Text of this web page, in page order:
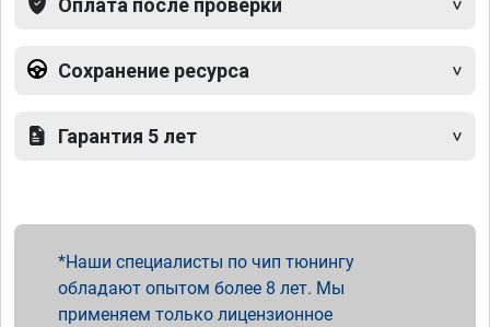
Оплата после проверки
Сохранение ресурса
Гарантия 5 лет
Наши специалисты по чип тюнингу
обладают опытом более 8 лет. Мы
применяем только лицензионное